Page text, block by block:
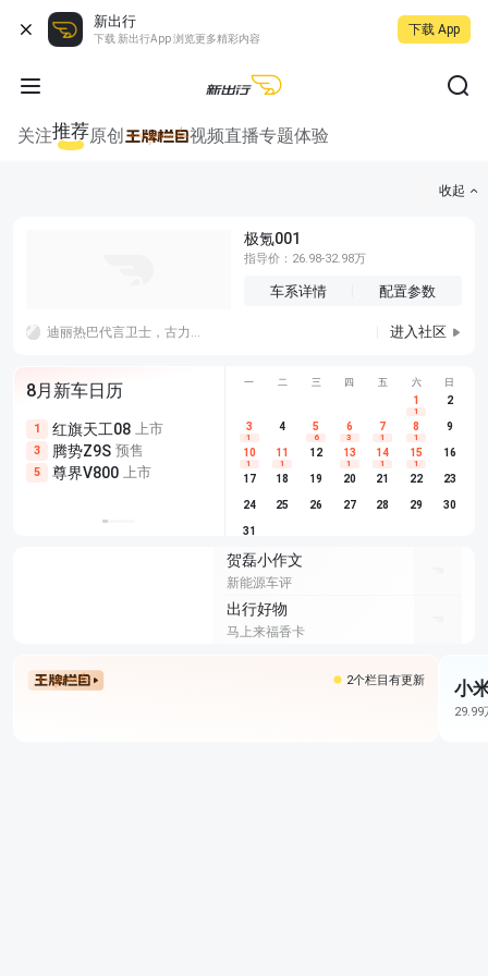
新出行
下载 新出行App 浏览更多精彩内容
下载 App
关注推荐原创 视频直播专题体验
收起
极氪001
指导价：26.98-32.98万
车系详情 配置参数
迪丽热巴代言卫士，古力娜扎代言猛士，你关注到了哪一个？ 进入社区
8月新车日历
1 红旗天工08 上市
3 腾势Z9S 预售
5 尊界V800 上市
尊界V680 上市
享界G9 预售
别克至境L7 预售
埃安
长城H10
深蓝S05
一 二 三 四 五 六 日
1
1
2
3
1
4 5
6
6
3
7
1
8
1
9
10
1
11
1
12 13
1
14
1
15
1
16
17 18 19 20 21 22 23
24 25 26 27 28 29 30
31
贺磊小作文
新能源车评
出行好物
马上来福香卡
2个栏目有更新 小
29.99